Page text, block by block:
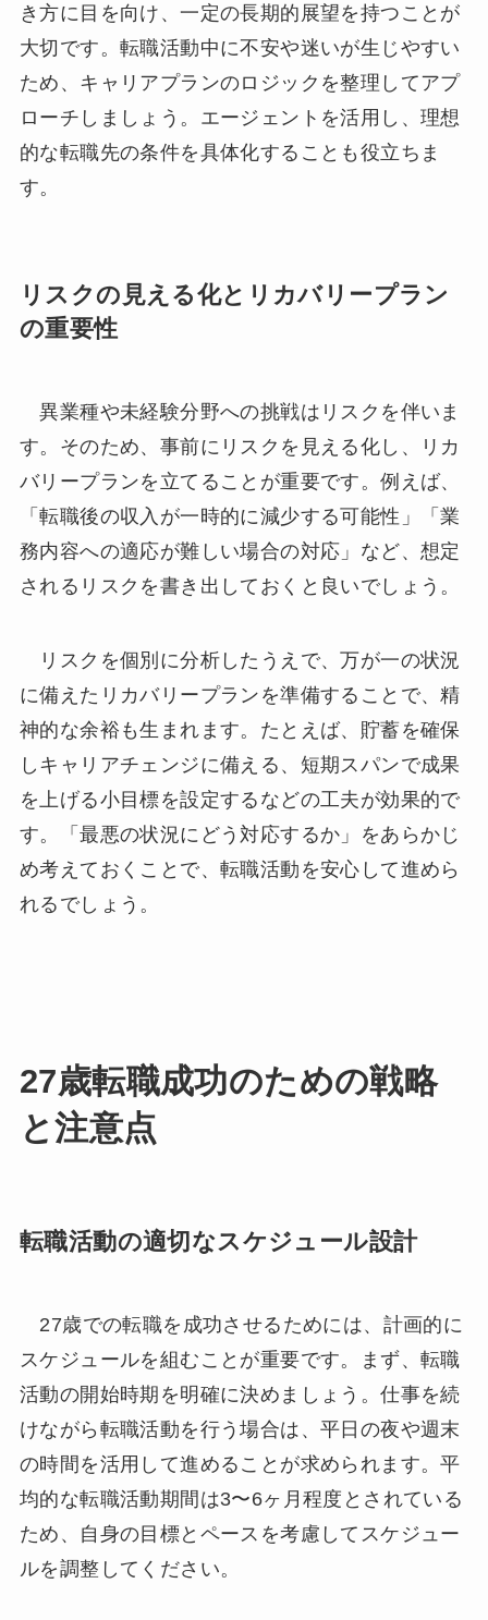
き方に目を向け、一定の長期的展望を持つことが
大切です。転職活動中に不安や迷いが生じやすい
ため、キャリアプランのロジックを整理してアプ
ローチしましょう。エージェントを活用し、理想
的な転職先の条件を具体化することも役立ちま
す。
リスクの見える化とリカバリープラン
の重要性
異業種や未経験分野への挑戦はリスクを伴いま
す。そのため、事前にリスクを見える化し、リカ
バリープランを立てることが重要です。例えば、
「転職後の収入が一時的に減少する可能性」「業
務内容への適応が難しい場合の対応」など、想定
されるリスクを書き出しておくと良いでしょう。
リスクを個別に分析したうえで、万が一の状況
に備えたリカバリープランを準備することで、精
神的な余裕も生まれます。たとえば、貯蓄を確保
しキャリアチェンジに備える、短期スパンで成果
を上げる小目標を設定するなどの工夫が効果的で
す。「最悪の状況にどう対応するか」をあらかじ
め考えておくことで、転職活動を安心して進めら
れるでしょう。
27歳転職成功のための戦略
と注意点
転職活動の適切なスケジュール設計
27歳での転職を成功させるためには、計画的に
スケジュールを組むことが重要です。まず、転職
活動の開始時期を明確に決めましょう。仕事を続
けながら転職活動を行う場合は、平日の夜や週末
の時間を活用して進めることが求められます。平
均的な転職活動期間は3〜6ヶ月程度とされている
ため、自身の目標とペースを考慮してスケジュー
ルを調整してください。